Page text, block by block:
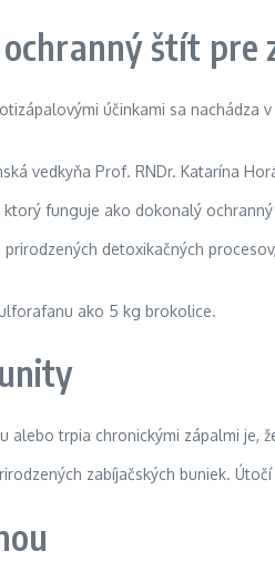
štít pre
účinkami sa
vedkyňa Prof. RNDr. Katarína
funguje ako dokonalý
detoxikačných
ako 5 kg brokolice.
alebo trpia chronickými zápalmi je,
zabíjačských buniek.